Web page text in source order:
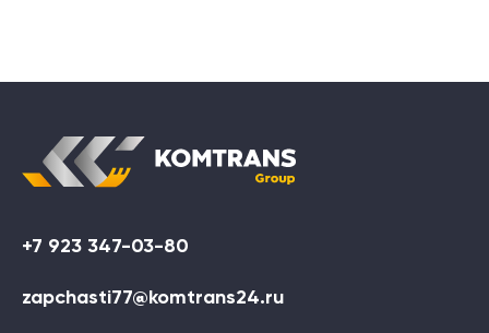
+7 923 347-03-80
zapchasti77@komtrans24.ru